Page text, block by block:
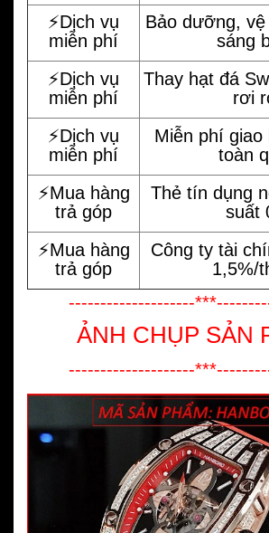
⚡️Dịch vụ
miễn phí
Bảo dưỡng,
sáng
⚡️Dịch vụ
miễn phí
Thay hạt đá
rơi
⚡️Dịch vụ
miễn phí
Miễn phí giao
toàn
⚡️Mua hàng
trả góp
Thẻ tín dụng
suất
⚡️Mua hàng
trả góp
Công ty tài
1,5%/
--------------------
ẢNH CHỤP SẢN
--------------------